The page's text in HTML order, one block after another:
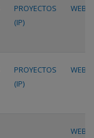
PROYECTOS
(IP)
WEB
PROYECTOS
(IP)
WEB
WEB